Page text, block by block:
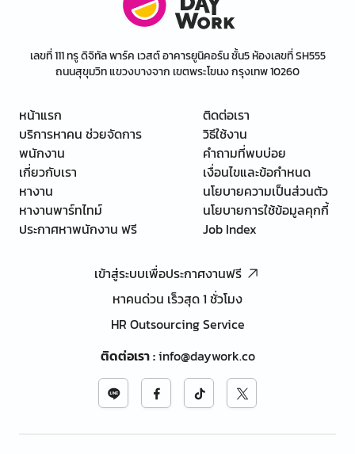
เลขที่ 111 ทรู ดิจิทัล พาร์ค เวสต์ อาคารยูนิคอร์น ชั้น5 ห้องเลขที่ SH555
ถนนสุขุมวิท แขวงบางจาก เขตพระโขนง กรุงเทพ 10260
หน้าแรก
บริการหาคน ช่วยจัดการ
พนักงาน
เกี่ยวกับเรา
หางาน
หางานพาร์ทไทม์
ประกาศหาพนักงาน ฟรี
ติดต่อเรา
วิธีใช้งาน
คำถามที่พบบ่อย
เงื่อนไขและข้อกำหนด
นโยบายความเป็นส่วนตัว
นโยบายการใช้ข้อมูลคุกกี้
Job Index
เข้าสู่ระบบเพื่อประกาศงานฟรี
หาคนด่วน เร็วสุด 1 ชั่วโมง
HR Outsourcing Service
ติดต่อเรา:info@daywork.co